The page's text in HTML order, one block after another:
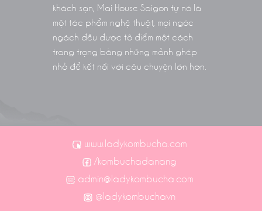
khách sạn, Mai House Saigon tự nó là
một tác phẩm nghệ thuật, mọi ngóc
ngách đều được tô điểm một cách
trang trọng bằng những mảnh ghép
nhỏ để kết nối với câu chuyện lớn hơn.
www.ladykombucha.com
/kombuchadanang
admin@ladykombucha.com
@ladykombuchavn